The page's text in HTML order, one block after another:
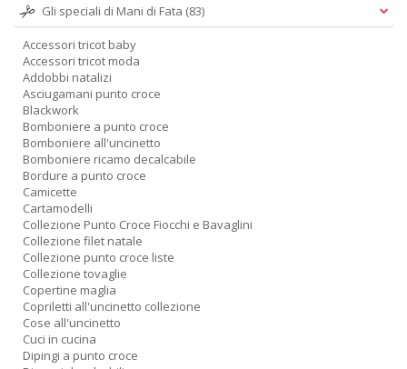
Gli speciali di Mani di Fata (83)
Accessori tricot baby
Accessori tricot moda
Addobbi natalizi
Asciugamani punto croce
Blackwork
Bomboniere a punto croce
Bomboniere all'uncinetto
Bomboniere ricamo decalcabile
Bordure a punto croce
Camicette
Cartamodelli
Collezione Punto Croce Fiocchi e Bavaglini
Collezione filet natale
Collezione punto croce liste
Collezione tovaglie
Copertine maglia
Copriletti all'uncinetto collezione
Cose all'uncinetto
Cuci in cucina
Dipingi a punto croce